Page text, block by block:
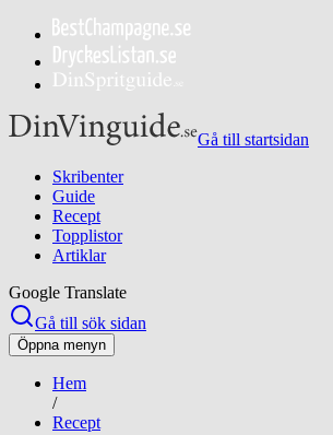
Gå till startsidan
Skribenter
Guide
Recept
Topplistor
Artiklar
Google Translate
Gå till sök sidan
Öppna menyn
Hem
/
Recept